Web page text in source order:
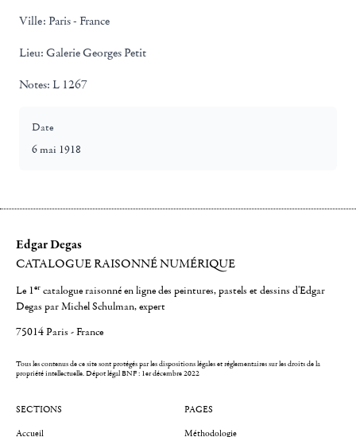
Ville: Paris - France
Lieu: Galerie Georges Petit
Notes: L 1267
Date
6 mai 1918
Edgar Degas
CATALOGUE RAISONNÉ NUMÉRIQUE
Le 1er catalogue raisonné en ligne des peintures, pastels et dessins d'Edgar
Degas par Michel Schulman, expert
75014 Paris - France
Tous les contenus de ce site sont protégés par les dispositions légales et réglementaires sur les droits de la
propriété intellectuelle.Dépot légal BNF : 1er décembre 2022
SECTIONS
Accueil
PAGES
Méthodologie